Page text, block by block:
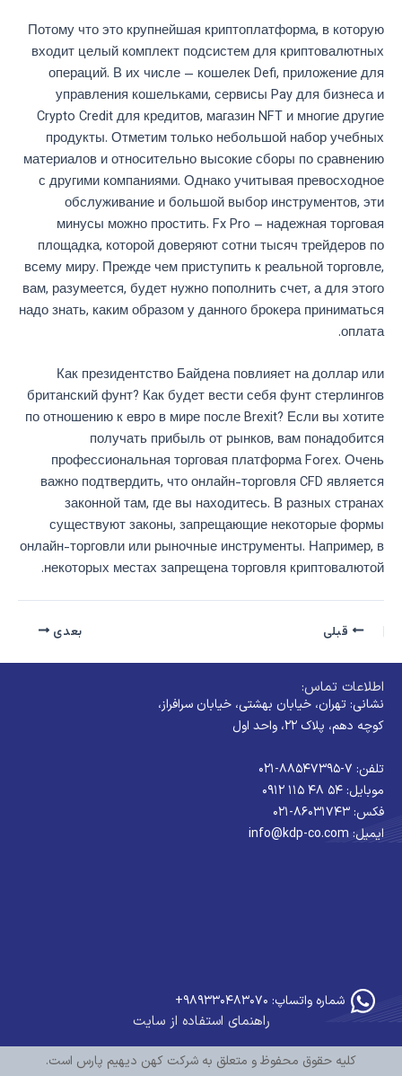
Потому что это крупнейшая криптоплатформа, в которую
входит целый комплект подсистем для криптовалютных
операций. В их числе — кошелек Defi, приложение для
управления кошельками, сервисы Pay для бизнеса и
Crypto Credit для кредитов, магазин NFT и многие другие
продукты. Отметим только небольшой набор учебных
материалов и относительно высокие сборы по сравнению
с другими компаниями. Однако учитывая превосходное
обслуживание и большой выбор инструментов, эти
минусы можно простить. Fx Pro – надежная торговая
площадка, которой доверяют сотни тысяч трейдеров по
всему миру. Прежде чем приступить к реальной торговле,
вам, разумеется, будет нужно пополнить счет, а для этого
надо знать, каким образом у данного брокера приниматься
оплата.
Как президентство Байдена повлияет на доллар или
британский фунт? Как будет вести себя фунт стерлингов
по отношению к евро в мире после Brexit? Если вы хотите
получать прибыль от рынков, вам понадобится
профессиональная торговая платформа Forex. Очень
важно подтвердить, что онлайн-торговля CFD является
законной там, где вы находитесь. В разных странах
существуют законы, запрещающие некоторые формы
онлайн-торговли или рыночные инструменты. Например, в
некоторых местах запрещена торговля криптовалютой.
قبلی بعدی
اطلاعات تماس:
نشانی: تهران، خیابان بهشتی، خیابان سرافراز،
کوچه دهم، پلاک ۲۲، واحد اول
تلفن: ۷-۸۸۵۴۷۳۹۵-۰۲۱
موبایل: ۵۴ ۴۸ ۱۱۵ ۰۹۱۲
فکس: ۸۶۰۳۱۷۴۳-۰۲۱
ایمیل: info@kdp-co.com
شماره واتساپ: ۹۸۹۳۳۰۴۸۳۰۷۰+
راهنمای استفاده از سایت
کلیه حقوق محفوظ و متعلق به شرکت کهن دیهیم پارس است.